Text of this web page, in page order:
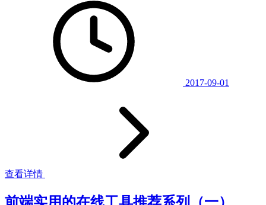
2017-09-01
查看详情
前端实用的在线工具推荐系列（一）